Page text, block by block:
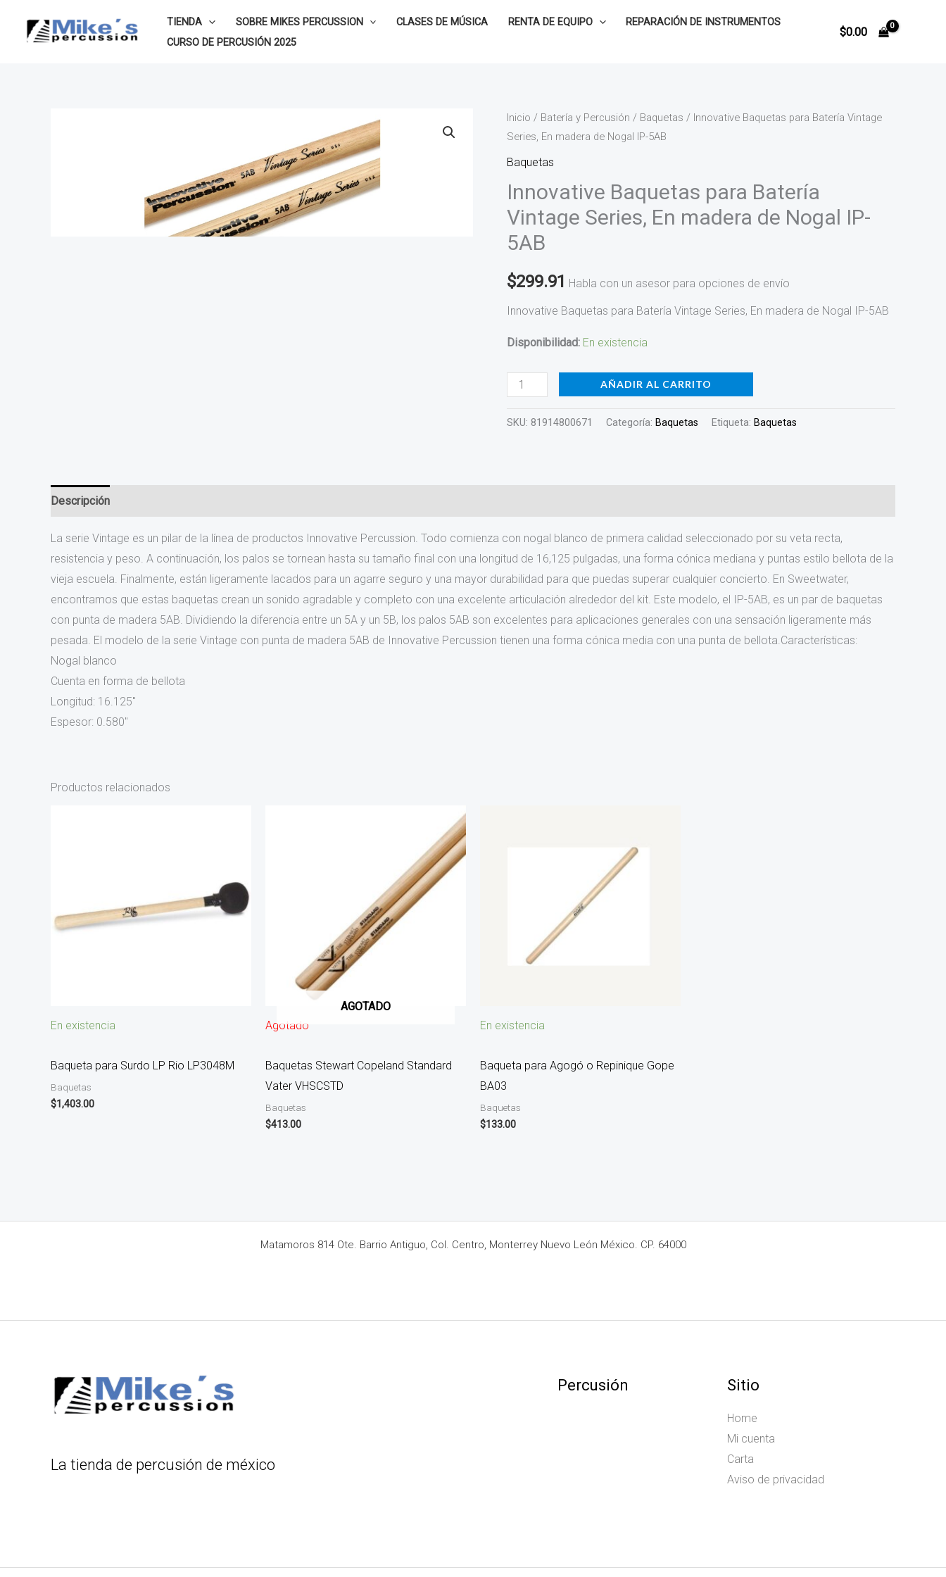
TIENDA SOBRE MIKES PERCUSSION CLASES DE MÚSICA RENTA DE EQUIPO
REPARACIÓN DE INSTRUMENTOS
CURSO DE PERCUSIÓN 2025
$0.00
Inicio / Batería y Percusión / Baquetas / Innovative Baquetas para Batería Vintage
Series, En madera de Nogal IP-5AB
Baquetas
Innovative Baquetas para Batería
Vintage Series, En madera de Nogal IP-
5AB
$299.91 Habla con un asesor para opciones de envío
Innovative Baquetas para Batería Vintage Series, En madera de Nogal IP-5AB
Disponibilidad: En existencia
Innovative
Baquetas
para
Vintage
Series,
En
de
5AB
AÑADIR AL CARRITO
SKU: 81914800671 Categoría: Baquetas Etiqueta: Baquetas
Descripción
La serie Vintage es un pilar de la línea de productos Innovative Percussion. Todo comienza con nogal blanco de primera calidad seleccionado por su veta recta,
resistencia y peso. A continuación, los palos se tornean hasta su tamaño final con una longitud de 16,125 pulgadas, una forma cónica mediana y puntas estilo bellota de la
vieja escuela. Finalmente, están ligeramente lacados para un agarre seguro y una mayor durabilidad para que puedas superar cualquier concierto. En Sweetwater,
encontramos que estas baquetas crean un sonido agradable y completo con una excelente articulación alrededor del kit. Este modelo, el IP-5AB, es un par de baquetas
con punta de madera 5AB. Dividiendo la diferencia entre un 5A y un 5B, los palos 5AB son excelentes para aplicaciones generales con una sensación ligeramente más
pesada. El modelo de la serie Vintage con punta de madera 5AB de Innovative Percussion tienen una forma cónica media con una punta de bellota.Características:
Nogal blanco
Cuenta en forma de bellota
Longitud: 16.125″
Espesor: 0.580″
Productos relacionados
En existencia
Baqueta para Surdo LP Rio LP3048M
Baquetas
$1,403.00
AGOTADO
Agotado
Baquetas Stewart Copeland Standard
Vater VHSCSTD
Baquetas
$413.00
En existencia
Baqueta para Agogó o Repinique Gope
BA03
Baquetas
$133.00
Matamoros 814 Ote. Barrio Antiguo, Col. Centro, Monterrey Nuevo León México. CP. 64000
La tienda de percusión de méxico
Percusión Sitio
Home
Mi cuenta
Carta
Aviso de privacidad